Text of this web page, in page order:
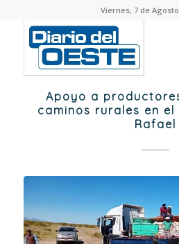
Viernes, 7 de
Apoyo a
caminos rurales en el
Rafael